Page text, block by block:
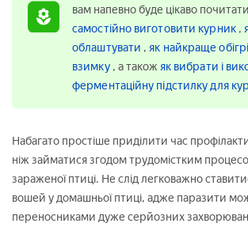
вам напевно буде цікаво
самостійно виготовити курник ,
облаштувати ,як найкраще
взимку , а також як вибрати і
ферментаційну підстилку для
Набагато простіше приділити час
ніж займатися згодом трудомістким
зараженої птиці. Не слід легковажно
вошей у домашньої птиці, адже паразити
переносниками дуже серйозних